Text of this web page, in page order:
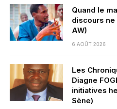
Quand le
discours ne
AW)
6 AOÛT 2026
Les
Diagne
initiatives
Sène)